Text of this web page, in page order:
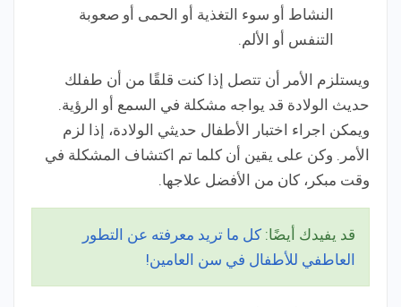
النشاط أو سوء التغذية أو الحمى أو صعوبة
التنفس أو الألم.
ويستلزم الأمر أن تتصل إذا كنت قلقًا من أن طفلك
حديث الولادة قد يواجه مشكلة في السمع أو الرؤية.
ويمكن اجراء اختبار الأطفال حديثي الولادة، إذا لزم
الأمر. وكن على يقين أن كلما تم اكتشاف المشكلة في
وقت مبكر، كان من الأفضل علاجها.
قد يفيدك أيضًا: كل ما تريد معرفته عن التطور
العاطفي للأطفال في سن العامين!